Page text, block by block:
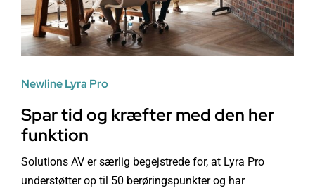
Newline Lyra Pro
Spar tid og kræfter med den her
funktion
Solutions AV er særlig begejstrede for, at Lyra Pro
understøtter op til 50 berøringspunkter og har